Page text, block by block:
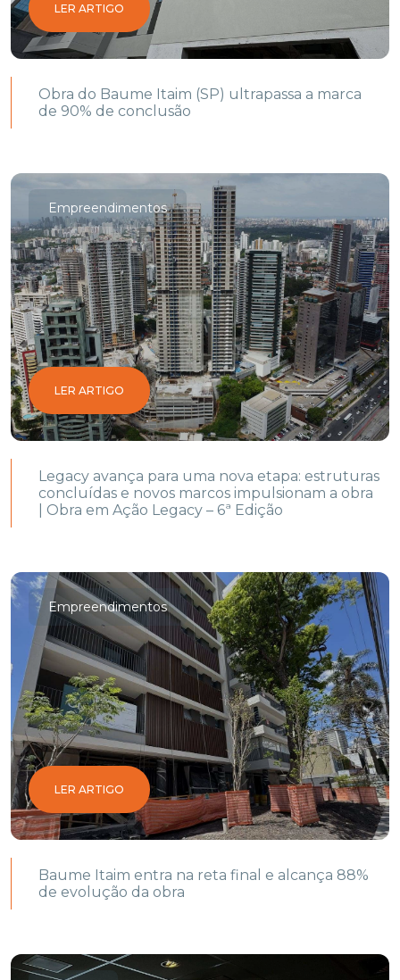
LER ARTIGO
Obra do Baume Itaim (SP) ultrapassa a marca
de 90% de conclusão
Empreendimentos
LER ARTIGO
Legacy avança para uma nova etapa: estruturas
concluídas e novos marcos impulsionam a obra
| Obra em Ação Legacy – 6ª Edição
Empreendimentos
LER ARTIGO
Baume Itaim entra na reta final e alcança 88%
de evolução da obra